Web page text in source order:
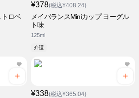
トロベ
¥378(税込¥408.24)
メイバランスMiniカップ ヨーグル
ト味
125ml
介護
¥338(税込¥365.04)